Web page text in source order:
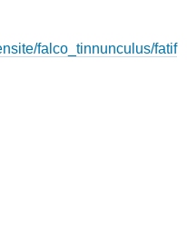
falco_tinnunculus/fatif